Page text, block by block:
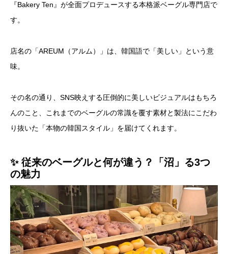
『Bakery Ten』が全面プロデュースする本格派ベーグル専門店で
す。
店名の「AREUM（アルム）」は、韓国語で「美しい」という意
味。
その名の通り、SNS映えする圧倒的に美しいビジュアルはもちろ
んのこと、これまでのベーグルの常識を覆す素材と製法にこだわ
り抜いた「本物の韓国スタイル」を届けてくれます。
✨ 従来のベーグルと何が違う？「沼」る3つ
の魅力